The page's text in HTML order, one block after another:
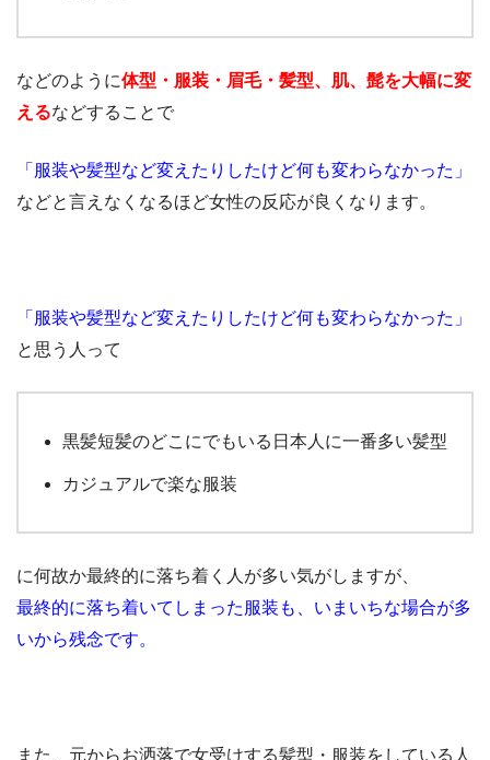
などのように体型・服装・眉毛・髪型、肌、髭を大幅に変
えるなどすることで
「服装や髪型など変えたりしたけど何も変わらなかった」
などと言えなくなるほど女性の反応が良くなります。
「服装や髪型など変えたりしたけど何も変わらなかった」
と思う人って
黒髪短髪のどこにでもいる日本人に一番多い髪型
カジュアルで楽な服装
に何故か最終的に落ち着く人が多い気がしますが、
最終的に落ち着いてしまった服装も、いまいちな場合が多
いから残念です。
また、元からお洒落で女受けする髪型・服装をしている人